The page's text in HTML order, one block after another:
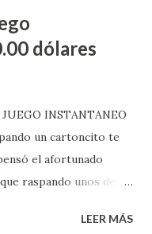
dólares
INSTANTANEO
un cartoncito te
el afortunado
raspando unos de
Este es el anuncio
LEER MÁS